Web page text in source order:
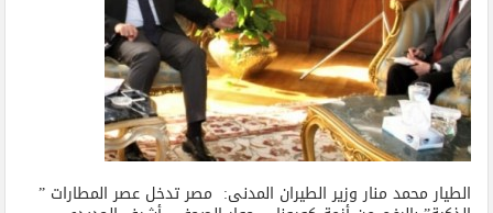
الطيار محمد منار وزير الطيران المدنى: مصر تدخل عصر المطارات ”